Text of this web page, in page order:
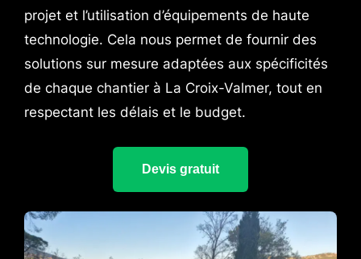
projet et l’utilisation d’équipements de haute
technologie. Cela nous permet de fournir des
solutions sur mesure adaptées aux spécificités
de chaque chantier à La Croix-Valmer, tout en
respectant les délais et le budget.
Devis gratuit